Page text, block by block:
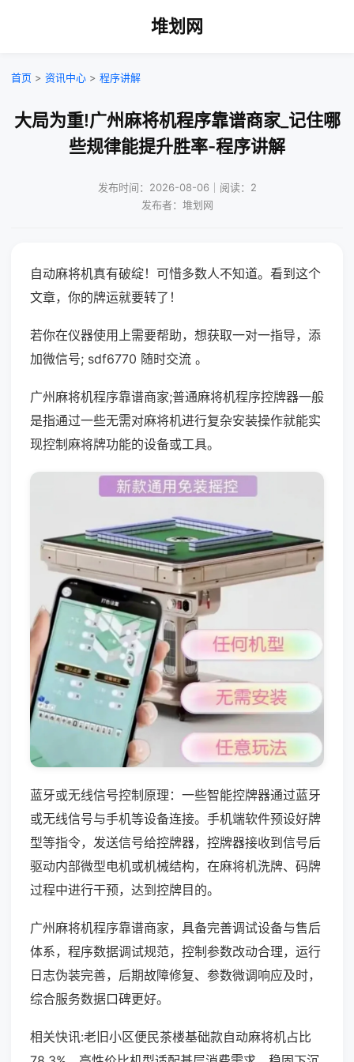
堆划网
首页 > 资讯中心 > 程序讲解
大局为重!广州麻将机程序靠谱商家_记住哪
些规律能提升胜率-程序讲解
发布时间：2026-08-06｜阅读：2
发布者：堆划网
自动麻将机真有破绽！可惜多数人不知道。看到这个
文章，你的牌运就要转了！
若你在仪器使用上需要帮助，想获取一对一指导，添
加微信号; sdf6770 随时交流 。
广州麻将机程序靠谱商家;普通麻将机程序控牌器一般
是指通过一些无需对麻将机进行复杂安装操作就能实
现控制麻将牌功能的设备或工具。
蓝牙或无线信号控制原理：一些智能控牌器通过蓝牙
或无线信号与手机等设备连接。手机端软件预设好牌
型等指令，发送信号给控牌器，控牌器接收到信号后
驱动内部微型电机或机械结构，在麻将机洗牌、码牌
过程中进行干预，达到控牌目的。
广州麻将机程序靠谱商家，具备完善调试设备与售后
体系，程序数据调试规范，控制参数改动合理，运行
日志伪装完善，后期故障修复、参数微调响应及时，
综合服务数据口碑更好。
相关快讯:老旧小区便民茶楼基础款自动麻将机占比